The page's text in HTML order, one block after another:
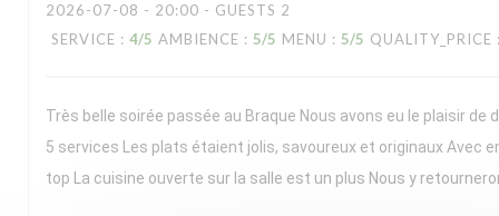
2026-07-08 - 20:00 - GUESTS 2
SERVICE : 4/5 AMBIENCE : 5/5 MENU : 5/5 QUALITY_PRICE
Très belle soirée passée au Braque Nous avons eu le plaisir de
5 services Les plats étaient jolis, savoureux et originaux Avec
top La cuisine ouverte sur la salle est un plus Nous y